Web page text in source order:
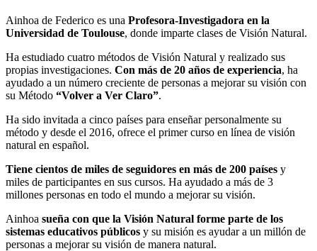
Ainhoa de Federico es una Profesora-Investigadora en la
Universidad de Toulouse, donde imparte clases de Visión Natural.
Ha estudiado cuatro métodos de Visión Natural y realizado sus
propias investigaciones. Con más de 20 años de experiencia, ha
ayudado a un número creciente de personas a mejorar su visión con
su Método “Volver a Ver Claro”.
Ha sido invitada a cinco países para enseñar personalmente su
método y desde el 2016, ofrece el primer curso en línea de visión
natural en español.
Tiene cientos de miles de seguidores en más de 200 países y
miles de participantes en sus cursos. Ha ayudado a más de 3
millones personas en todo el mundo a mejorar su visión.
Ainhoa sueña con que la Visión Natural forme parte de los
sistemas educativos públicos y su misión es ayudar a un millón de
personas a mejorar su visión de manera natural.